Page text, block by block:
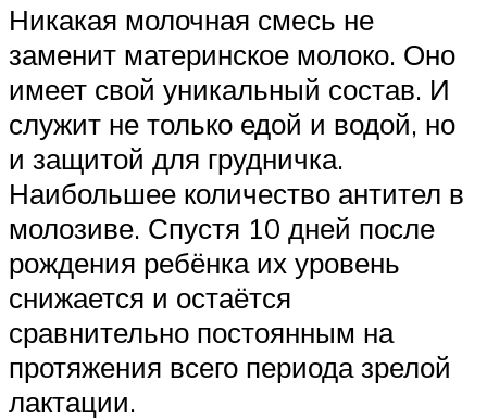
Никакая молочная смесь не
заменит материнское молоко. Оно
имеет свой уникальный состав. И
служит не только едой и водой, но
и защитой для грудничка.
Наибольшее количество антител в
молозиве. Спустя 10 дней после
рождения ребёнка их уровень
снижается и остаётся
сравнительно постоянным на
протяжения всего периода зрелой
лактации.